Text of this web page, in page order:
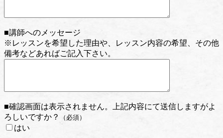
■講師へのメッセージ
※レッスンを希望した理由や、レッスン内容の希望、その他
備考などあればご記入下さい。
■確認画面は表示されません。上記内容にて送信しますがよ
ろしいですか？
（必須）
はい